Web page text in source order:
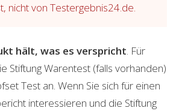
nicht von Testergebnis24.de.
hält, was es verspricht. Für
Stiftung Warentest (falls vorhanden)
Test an. Wenn Sie sich für einen
interessieren und die Stiftung